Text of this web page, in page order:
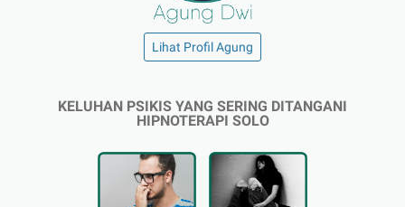
Lihat Profil Agung
KELUHAN PSIKIS YANG SERING DITANGANI
HIPNOTERAPI SOLO